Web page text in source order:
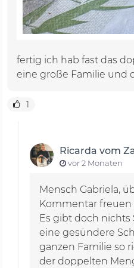
fertig ich hab fast das
eine große Familie und
1
Ricarda vom
vor 2 Monaten
Mensch Gabriela,
Kommentar freuen
Es gibt doch nichts
eine gesündere
ganzen Familie so
der doppelten